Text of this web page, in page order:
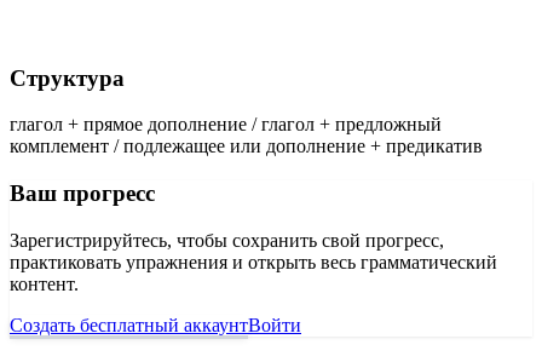
Структура
глагол + прямое дополнение / глагол + предложный
комплемент / подлежащее или дополнение + предикатив
Ваш прогресс
Зарегистрируйтесь, чтобы сохранить свой прогресс,
практиковать упражнения и открыть весь грамматический
контент.
Создать бесплатный аккаунтВойти